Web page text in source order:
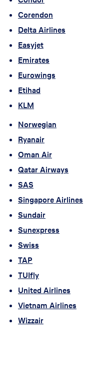
Corendon
Delta Airlines
Easyjet
Emirates
Eurowings
Etihad
KLM
Norwegian
Ryanair
Oman Air
Qatar Airways
SAS
Singapore Airlines
Sundair
Sunexpress
Swiss
TAP
TUIfly
United Airlines
Vietnam Airlines
Wizzair